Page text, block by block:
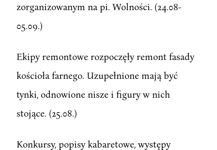
zorganizowanym na pi. Wolności. (24.08-
05.09.)
Ekipy remontowe rozpoczęły remont fasady
kościoła farnego. Uzupełnione mają być
tynki, odnowione nisze i figury w nich
stojące. (25.08.)
Konkursy, popisy kabaretowe, występy